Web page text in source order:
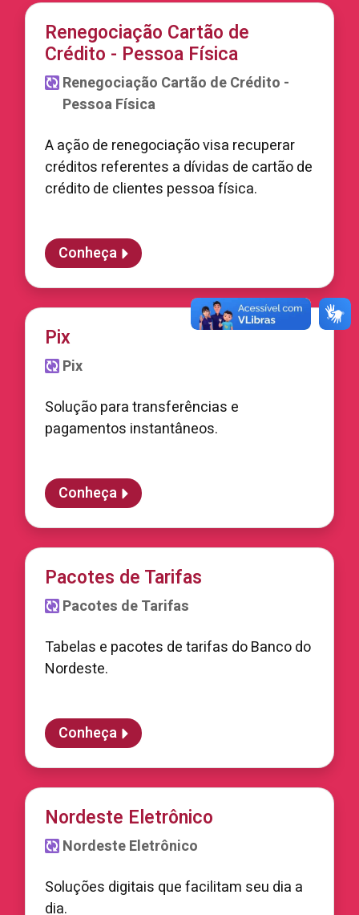
Renegociação Cartão de
Crédito - Pessoa Física
Renegociação Cartão de Crédito -
Pessoa Física
A ação de renegociação visa recuperar
créditos referentes a dívidas de cartão de
crédito de clientes pessoa física.
Conheça
Pix
Pix
Solução para transferências e
pagamentos instantâneos.
Conheça
Pacotes de Tarifas
Pacotes de Tarifas
Tabelas e pacotes de tarifas do Banco do
Nordeste.
Conheça
Nordeste Eletrônico
Nordeste Eletrônico
Soluções digitais que facilitam seu dia a
dia.